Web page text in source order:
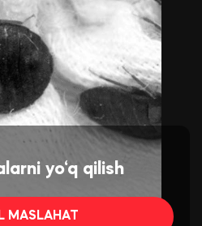
yo‘q qilish
MASLAHAT